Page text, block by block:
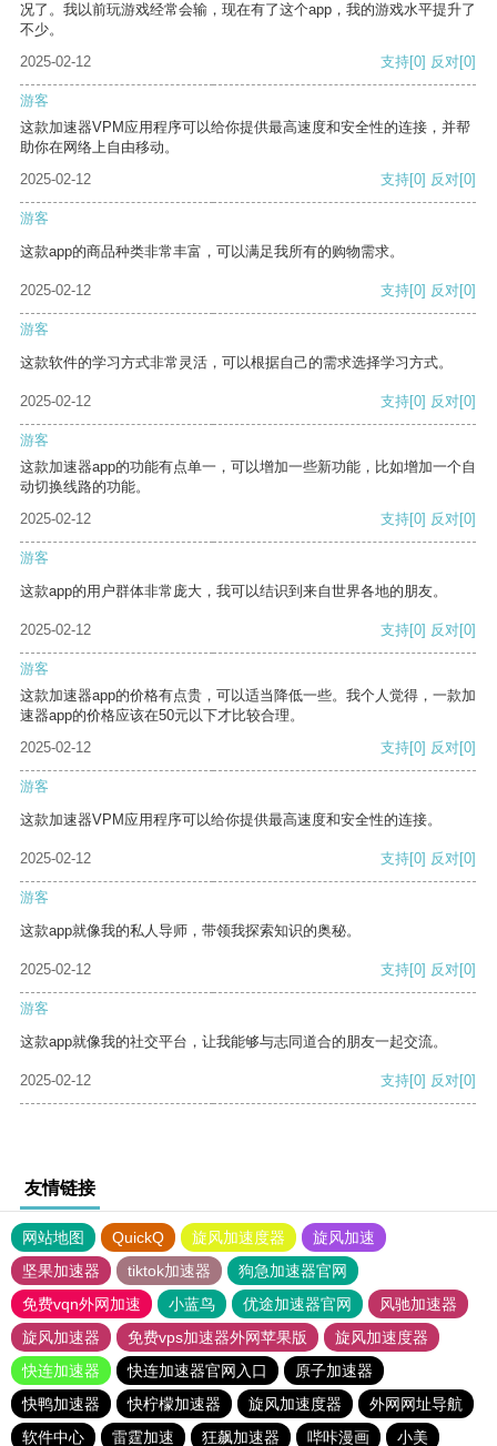
况了。我以前玩游戏经常会输，现在有了这个app，我的游戏水平提升了
不少。
2025-02-12
支持[0] 反对[0]
游客
这款加速器VPM应用程序可以给你提供最高速度和安全性的连接，并帮
助你在网络上自由移动。
2025-02-12
支持[0] 反对[0]
游客
这款app的商品种类非常丰富，可以满足我所有的购物需求。
2025-02-12 支持[0] 反对[0]
游客
这款软件的学习方式非常灵活，可以根据自己的需求选择学习方式。
2025-02-12 支持[0] 反对[0]
游客
这款加速器app的功能有点单一，可以增加一些新功能，比如增加一个自
动切换线路的功能。
2025-02-12
支持[0] 反对[0]
游客
这款app的用户群体非常庞大，我可以结识到来自世界各地的朋友。
2025-02-12 支持[0] 反对[0]
游客
这款加速器app的价格有点贵，可以适当降低一些。我个人觉得，一款加
速器app的价格应该在50元以下才比较合理。
2025-02-12
支持[0] 反对[0]
游客
这款加速器VPM应用程序可以给你提供最高速度和安全性的连接。
2025-02-12 支持[0] 反对[0]
游客
这款app就像我的私人导师，带领我探索知识的奥秘。
2025-02-12 支持[0] 反对[0]
游客
这款app就像我的社交平台，让我能够与志同道合的朋友一起交流。
2025-02-12 支持[0] 反对[0]
友情链接
网站地图 QuickQ 旋风加速度器
旋风加速
坚果加速器
tiktok加速器
狗急加速器官网
免费vqn外网加速
小蓝鸟 优途加速器官网
风驰加速器
旋风加速器
免费vps加速器外网苹果版
旋风加速度器
快连加速器
快连加速器官网入口
原子加速器
快鸭加速器
快柠檬加速器 旋风加速度器
外网网址导航
软件中心
雷霆加速 狂飙加速器 哔咔漫画 小美